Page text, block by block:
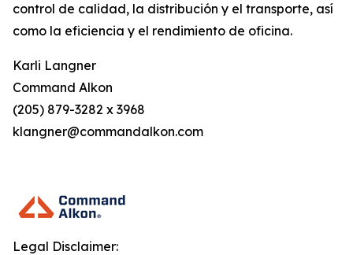
control de calidad, la distribución y el transporte, así
como la eficiencia y el rendimiento de oficina.
Karli Langner
Command Alkon
(205) 879-3282 x 3968
klangner@commandalkon.com
Legal Disclaimer: